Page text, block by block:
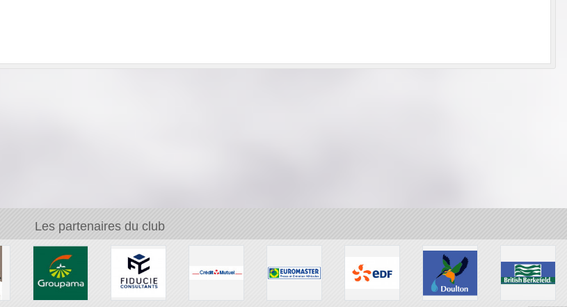
Les partenaires du club